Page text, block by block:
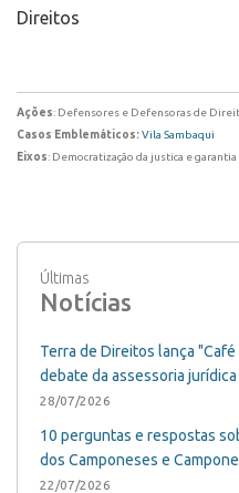
Direitos
Ações: Defensores e Defensoras de
Casos Emblemáticos:Vila Sambaqui
Eixos: Democratização da justica e
Últimas
Notícias
Terra de Direitos lança
debate da assessoria
28/07/2026
10 perguntas e respostas
dos Camponeses e
22/07/2026